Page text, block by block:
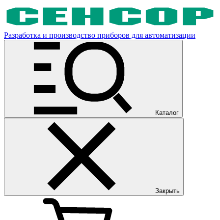
Разработка и производство приборов для автоматизации
Каталог
Закрыть